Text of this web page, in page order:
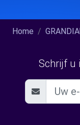
Home
Schrijf u